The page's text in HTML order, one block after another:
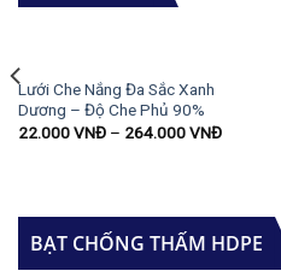
Lưới Che Nắng Đa Sắc Xanh
Dương – Độ Che Phủ 90%
22.000VNĐ– 264.000VNĐ
BẠT CHỐNG THẤM HDPE